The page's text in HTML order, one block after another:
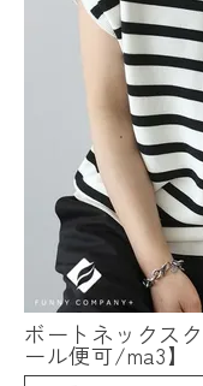
ボートネックス
ール便可/ma3】